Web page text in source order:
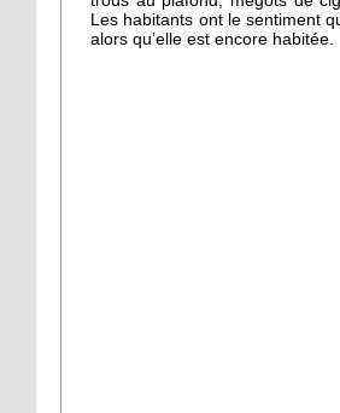
Les habitants ont le sentiment
alors qu’elle est encore habitée.